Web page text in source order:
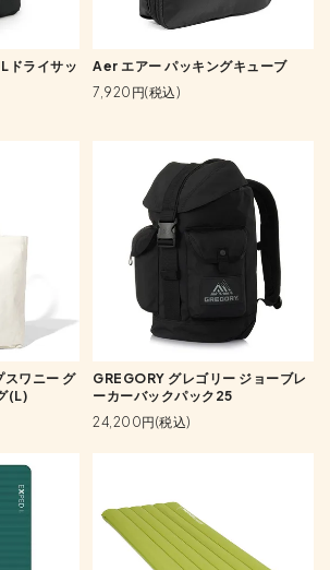
ドライサッ
Aer エアー パッキングキューブ
7,920円(税込)
スワニー グ
(L)
GREGORY グレゴリー ジョーブレ
ーカーバックパック25
24,200円(税込)